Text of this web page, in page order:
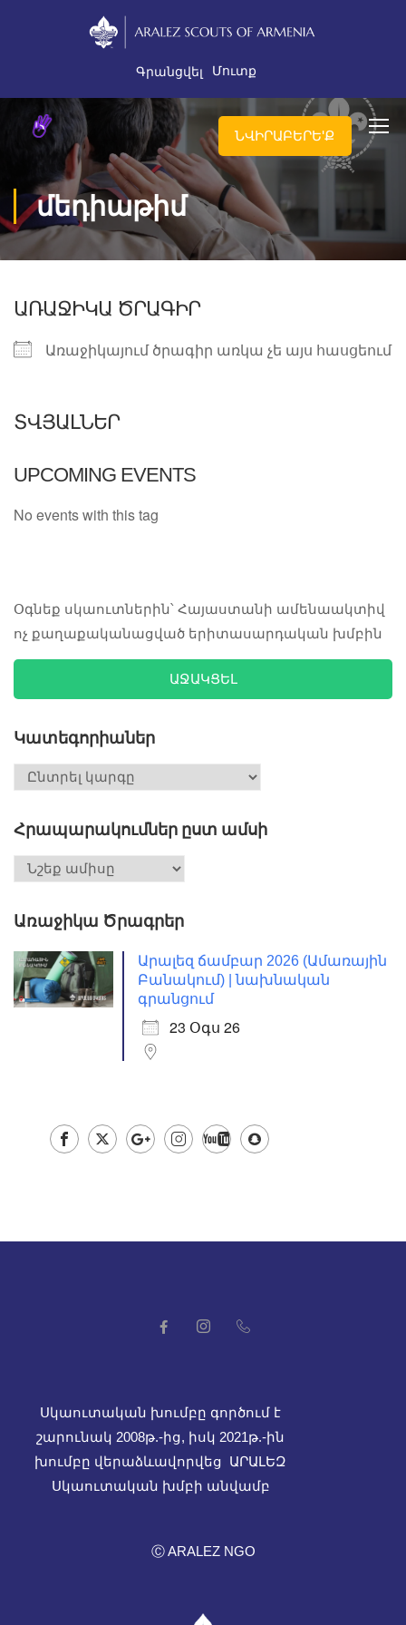
Գրանցվել Մուտք
ՆՎԻՐԱԲԵՐԵ'Ք
մեդիաթիմ
ԱՌԱՋԻԿԱ ԾՐԱԳԻՐ
Առաջիկայում ծրագիր առկա չե այս հասցեում
ՏՎՅԱԼՆԵՐ
UPCOMING EVENTS
No events with this tag
Օգնեք սկաուտներին՝ Հայաստանի ամենաակտիվ
ոչ քաղաքականացված երիտասարդական խմբին
ԱՋԱԿՑԵԼ
Կատեգորիաներ
Հրապարակումներ ըստ ամսի
Առաջիկա Ծրագրեր
Արալեզ ճամբար 2026 (Ամառային
Բանակում) | նախնական
գրանցում
23 Օգս 26
Սկաուտական խումբը գործում է
շարունակ 2008թ.-ից, իսկ 2021թ.-ին
խումբը վերաձևավորվեց ԱՐԱԼԵԶ
Սկաուտական խմբի անվամբ
Ⓒ ARALEZ NGO